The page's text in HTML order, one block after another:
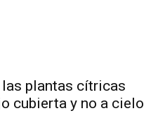
plantas cítricas
cubierta y no a cielo